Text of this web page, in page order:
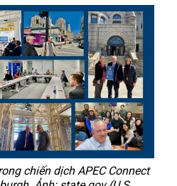
chiến dịch APEC Connect